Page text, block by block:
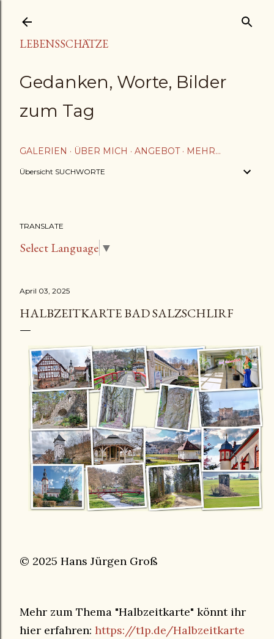
LEBENSSCHÄTZE
Gedanken, Worte, Bilder
zum Tag
GALERIEN ÜBER MICH ANGEBOT MEHR…
Übersicht SUCHWORTE
TRANSLATE
Select Language ▼
April 03, 2025
HALBZEITKARTE BAD SALZSCHLIRF
© 2025 Hans Jürgen Groß
Mehr zum Thema "Halbzeitkarte" könnt ihr
hier erfahren: https://t1p.de/Halbzeitkarte